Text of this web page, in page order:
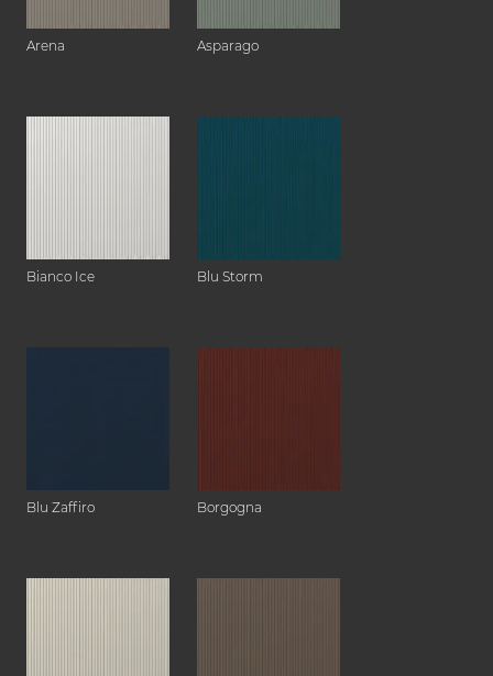
Arena Asparago
Bianco Ice Blu Storm
Blu Zaffiro Borgogna